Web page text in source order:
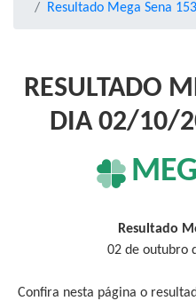
Resultado Mega Sena
RESULTADO
DIA 02/10/
Resultado
02 de outubro
Confira nesta página o